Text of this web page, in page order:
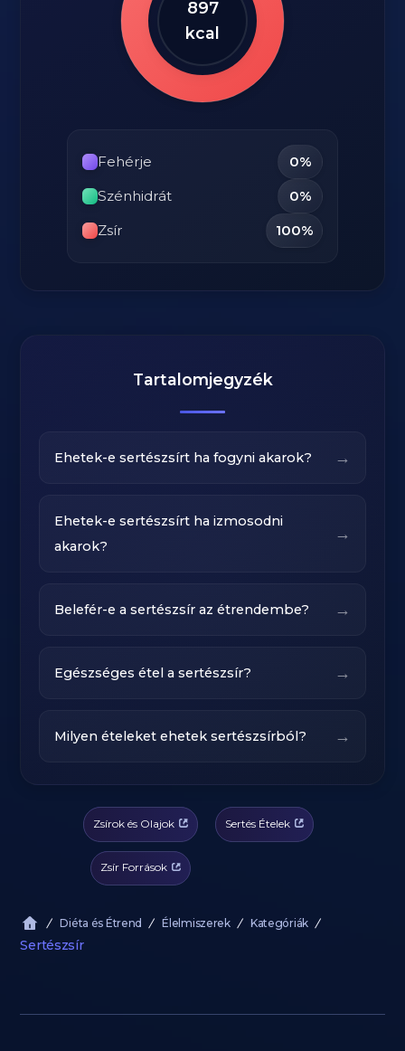
897
kcal
Fehérje
0%
Szénhidrát
0%
Zsír
100%
Tartalomjegyzék
Ehetek-e sertészsírt ha fogyni akarok? →
Ehetek-e sertészsírt ha izmosodni
akarok?
→
Belefér-e a sertészsír az étrendembe? →
Egészséges étel a sertészsír? →
Milyen ételeket ehetek sertészsírból? →
Zsírok és Olajok Sertés Ételek
Zsír Források
Diéta és Étrend Élelmiszerek Kategóriák
Sertészsír